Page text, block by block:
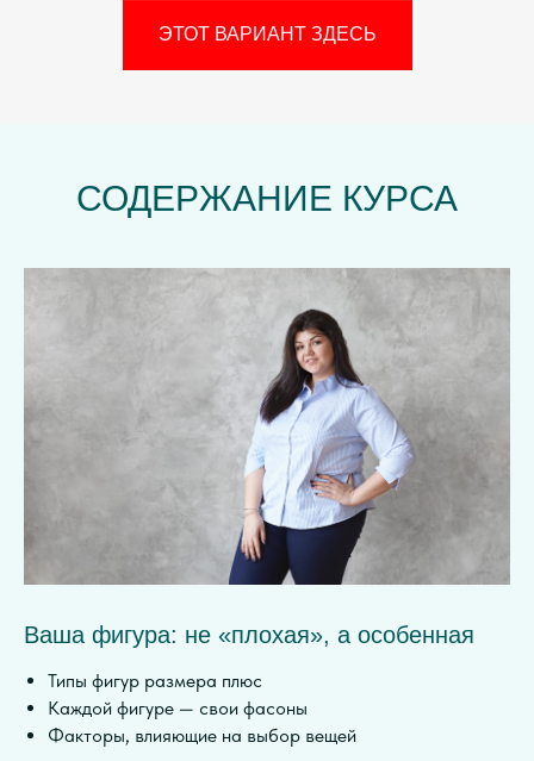
ЭТОТ ВАРИАНТ ЗДЕСЬ
СОДЕРЖАНИЕ КУРСА
Ваша фигура: не «плохая», а особенная
Типы фигур размера плюс
Каждой фигуре — свои фасоны
Факторы, влияющие на выбор вещей